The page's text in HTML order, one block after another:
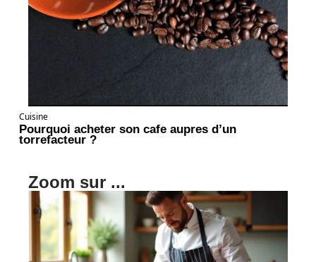
Cuisine
Pourquoi acheter son cafe aupres d’un
torrefacteur ?
Zoom sur ...